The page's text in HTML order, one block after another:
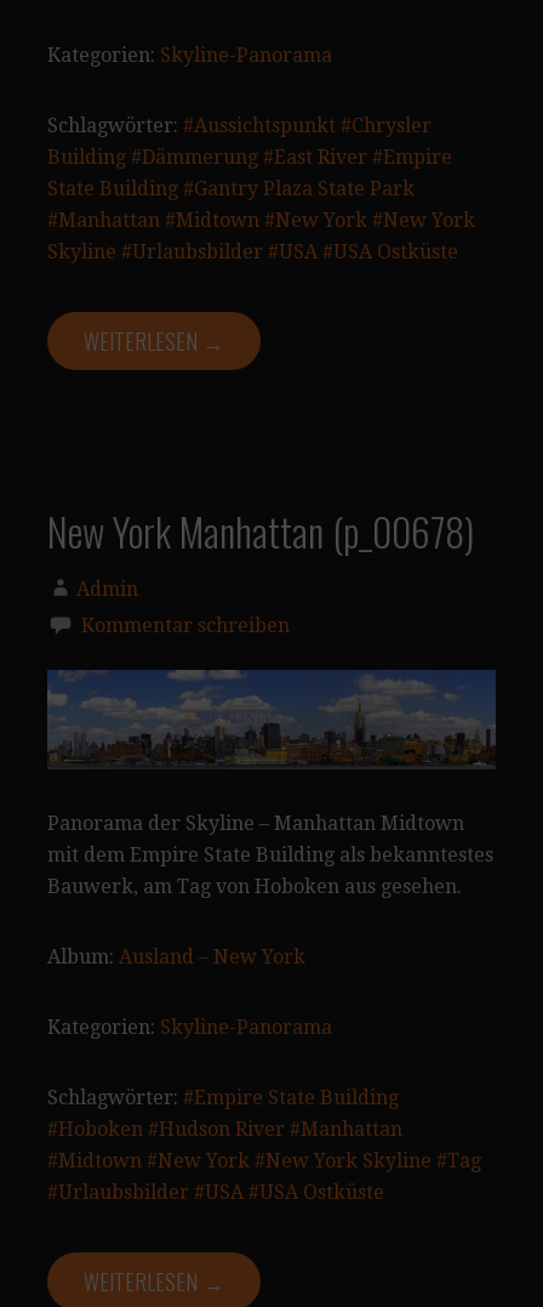
Kategorien: Skyline-Panorama
Schlagwörter: #Aussichtspunkt #Chrysler
Building #Dämmerung #East River #Empire
State Building #Gantry Plaza State Park
#Manhattan #Midtown #New York #New York
Skyline #Urlaubsbilder #USA #USA Ostküste
WEITERLESEN →
New York Manhattan (p_00678)
Admin
Kommentar schreiben
Panorama der Skyline – Manhattan Midtown
mit dem Empire State Building als bekanntestes
Bauwerk, am Tag von Hoboken aus gesehen.
Album: Ausland – New York
Kategorien: Skyline-Panorama
Schlagwörter: #Empire State Building
#Hoboken #Hudson River #Manhattan
#Midtown #New York #New York Skyline #Tag
#Urlaubsbilder #USA #USA Ostküste
WEITERLESEN →